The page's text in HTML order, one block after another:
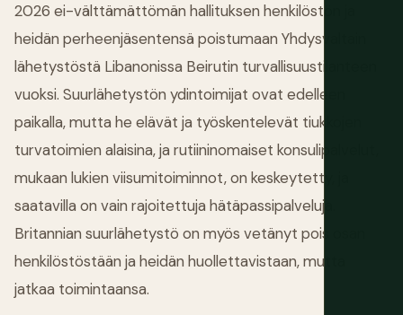
2026 ei-välttämättömän hallituksen henkilöstön ja
heidän perheenjäsentensä poistumaan Yhdysvaltain
lähetystöstä Libanonissa Beirutin turvallisuustilanteen
vuoksi. Suurlähetystön ydintoimijat ovat edelleen
paikalla, mutta he elävät ja työskentelevät tiukkojen
turvatoimien alaisina, ja rutiininomaiset konsulipalvelut,
mukaan lukien viisumitoiminnot, on keskeytetty, ja
saatavilla on vain rajoitettuja hätäpassipalveluja.
Britannian suurlähetystö on myös vetänyt pois osan
henkilöstöstään ja heidän huollettavistaan, mutta
jatkaa toimintaansa.